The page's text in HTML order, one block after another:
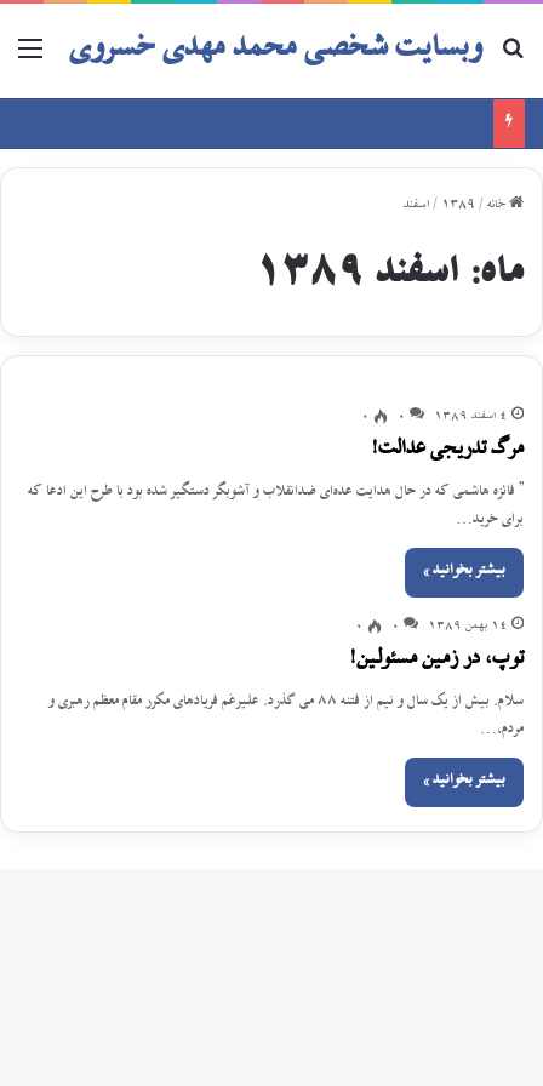
وبسایت شخصی محمد مهدی خسروی
خانه /
1389
/ اسفند
ماه: اسفند 1389
4 اسفند 1389 0
0
مرگ تدریجی عدالت!
” فائزه هاشمی که در حال هدایت عده‌ای ضدانقلاب و آشوبگر دستگیر شده بود با طرح این ادعا که
برای خرید…
بیشتر بخوانید »
14 بهمن 1389 0
0
توپ، در زمین مسئولین!
سلام. بیش از یک سال و نیم از فتنه ٨٨ می گذرد. علیرغم فریادهای مکرر مقام معظم رهبری و
مردم،…
بیشتر بخوانید »